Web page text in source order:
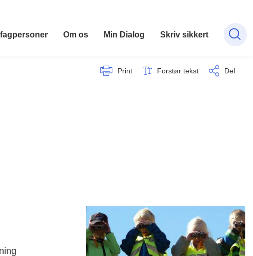
Om os Min Dialog Skriv sikkert
Print Forstør tekst Del